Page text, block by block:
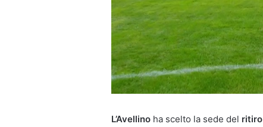
L’Avellino ha scelto la sede del ritiro